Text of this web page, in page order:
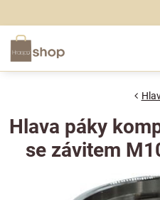
Hlava páky
se závitem